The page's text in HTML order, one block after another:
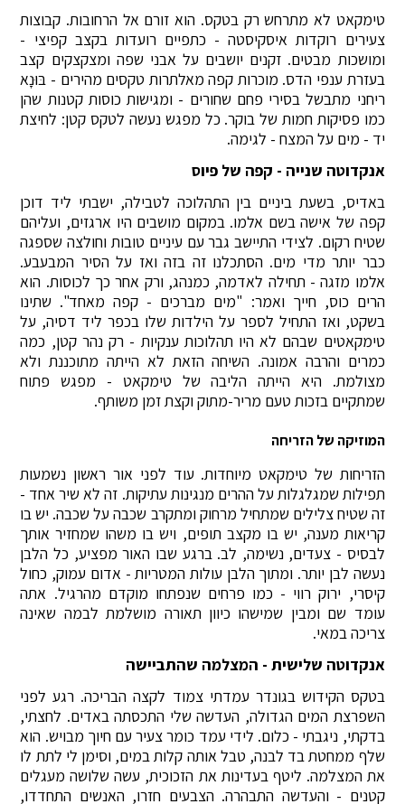
טימקאט לא מתרחש רק בטקס. הוא זורם אל הרחובות. קבוצות
צעירים רוקדות איסקיסטה - כתפיים רועדות בקצב קפיצי -
ומושכות מבטים. זקנים יושבים על אבני שפה ומצקצקים קצב
בעזרת ענפי הדס. מוכרות קפה מאלתרות טקסים מהירים - בּוּנָא
ריחני מתבשל בסירי פחם שחורים - ומגישות כוסות קטנות שהן
כמו פסיקות חמות של בוקר. כל מפגש נעשה לטקס קטן: לחיצת
יד - מים על המצח - לגימה.
אנקדוטה שנייה - קפה של פיוס
באדיס, בשעת ביניים בין התהלוכה לטבילה, ישבתי ליד דוכן
קפה של אישה בשם אלמו. במקום מושבים היו ארגזים, ועליהם
שטיח רקום. לצידי התיישב גבר עם עיניים טובות וחולצה שספגה
כבר יותר מדי מים. הסתכלנו זה בזה ואז על הסיר המבעבע.
אלמו מזגה - תחילה לאדמה, כמנהג, ורק אחר כך לכוסות. הוא
הרים כוס, חייך ואמר: "מים מברכים - קפה מאחד". שתינו
בשקט, ואז התחיל לספר על הילדות שלו בכפר ליד דסיה, על
טימקאטים שבהם לא היו תהלוכות ענקיות - רק נהר קטן, כמה
כמרים והרבה אמונה. השיחה הזאת לא הייתה מתוכננת ולא
מצולמת. היא הייתה הליבה של טימקאט - מפגש פתוח
שמתקיים בזכות טעם מריר-מתוק וקצת זמן משותף.
המוזיקה של הזריחה
הזריחות של טימקאט מיוחדות. עוד לפני אור ראשון נשמעות
תפילות שמגלגלות על ההרים מנגינות עתיקות. זה לא שיר אחד -
זה שטיח צלילים שמתחיל מרחוק ומתקרב שכבה על שכבה. יש בו
קריאות מענה, יש בו מקצב תופים, ויש בו משהו שמחזיר אותך
לבסיס - צעדים, נשימה, לב. ברגע שבו האור מפציע, כל הלבן
נעשה לבן יותר. ומתוך הלבן עולות המטריות - אדום עמוק, כחול
קיסרי, ירוק רווי - כמו פרחים שנפתחו מוקדם מהרגיל. אתה
עומד שם ומבין שמישהו כיוון תאורה מושלמת לבמה שאינה
צריכה במאי.
אנקדוטה שלישית - המצלמה שהתביישה
בטקס הקידוש בגונדר עמדתי צמוד לקצה הבריכה. רגע לפני
השפרצת המים הגדולה, העדשה שלי התכסתה באדים. לחצתי,
בדקתי, ניגבתי - כלום. לידי עמד כומר צעיר עם חיוך מבויש. הוא
שלף ממחטת בד לבנה, טבל אותה קלות במים, וסימן לי לתת לו
את המצלמה. ליטף בעדינות את הזכוכית, עשה שלושה מעגלים
קטנים - והעדשה התבהרה. הצבעים חזרו, האנשים התחדדו,